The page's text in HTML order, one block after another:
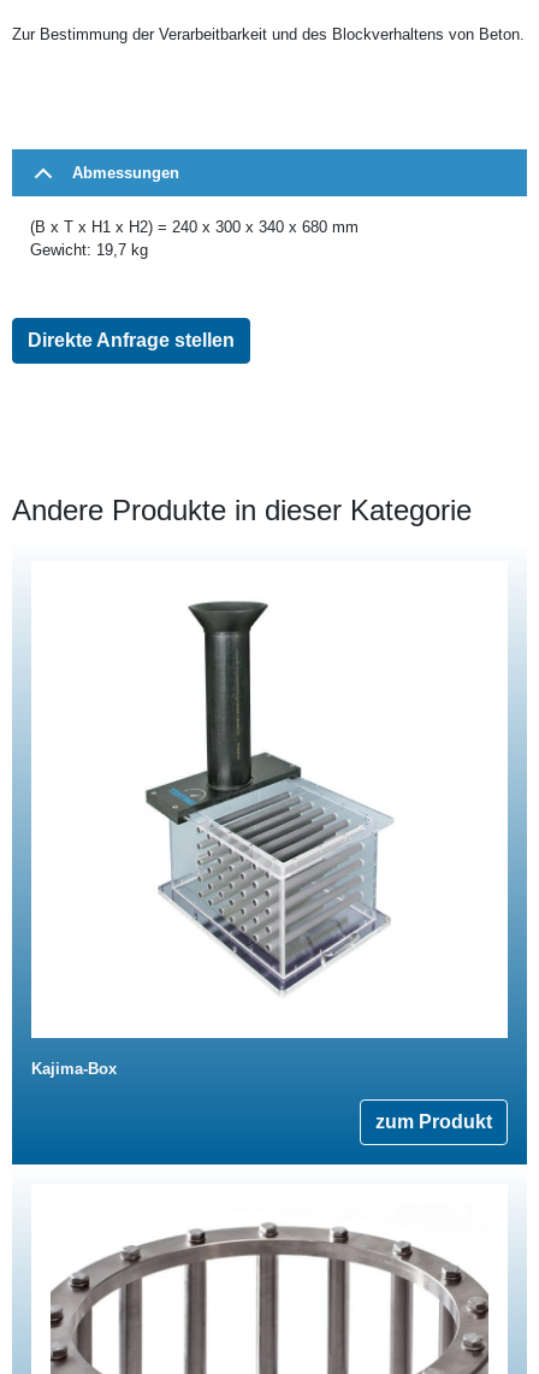
Zur Bestimmung der Verarbeitbarkeit und des Blockverhaltens von Beton.
Abmessungen
(B x T x H1 x H2) = 240 x 300 x 340 x 680 mm
Gewicht: 19,7 kg
Direkte Anfrage stellen
Andere Produkte in dieser Kategorie
Kajima-Box
zum Produkt